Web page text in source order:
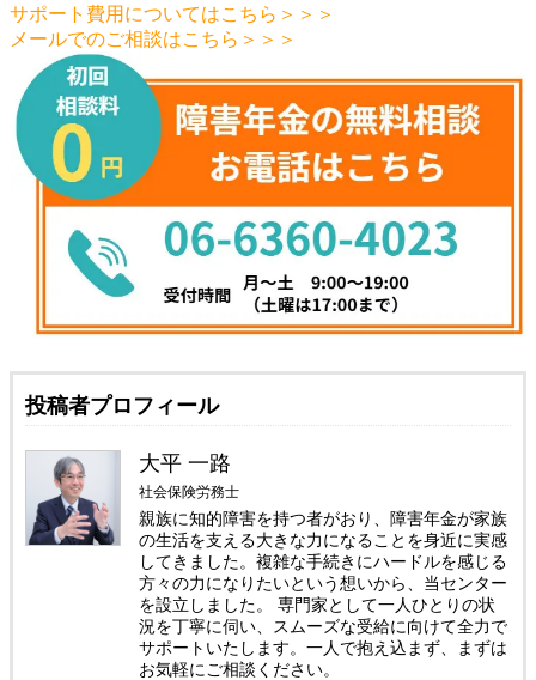
サポート費用についてはこちら＞＞＞
メールでのご相談はこちら＞＞＞
投稿者プロフィール
大平 一路
社会保険労務士
親族に知的障害を持つ者がおり、障害年金が家族
の生活を支える大きな力になることを身近に実感
してきました。複雑な手続きにハードルを感じる
方々の力になりたいという想いから、当センター
を設立しました。 専門家として一人ひとりの状
況を丁寧に伺い、スムーズな受給に向けて全力で
サポートいたします。一人で抱え込まず、まずは
お気軽にご相談ください。